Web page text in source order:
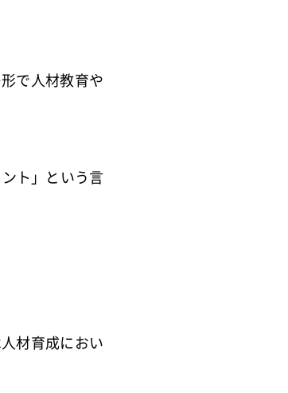
で人材教育や
ト」という言
材育成におい